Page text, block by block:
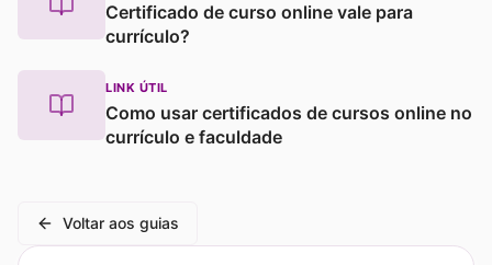
Certificado de curso online vale para
currículo?
LINK ÚTIL
Como usar certificados de cursos online no
currículo e faculdade
Voltar aos guias